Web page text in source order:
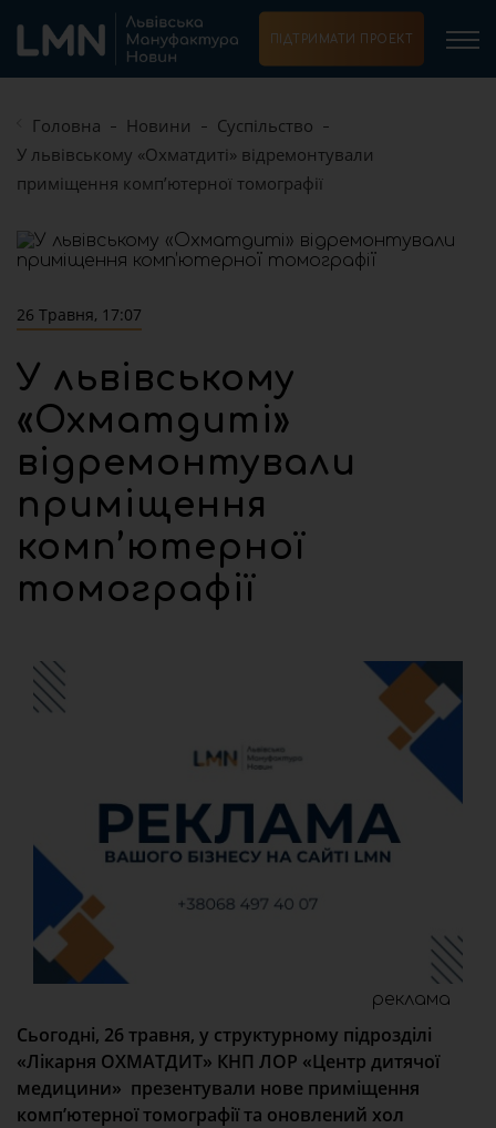
ПІДТРИМАТИ ПРОЕКТ
Головна Новини
Суспільство
У львівському «Охматдиті» відремонтували
приміщення комп’ютерної томографії
26 Травня, 17:07
У львівському
«Охматдиті»
відремонтували
приміщення
комп’ютерної
томографії
реклама
Сьогодні, 26 травня, у структурному підрозділі
«Лікарня ОХМАТДИТ» КНП ЛОР «Центр дитячої
медицини» презентували нове приміщення
комп’ютерної томографії та оновлений хол